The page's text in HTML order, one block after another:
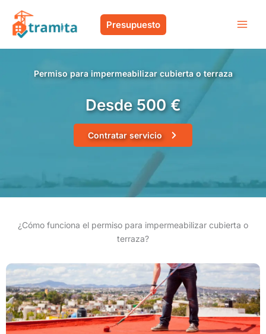
contenido
Presupuesto
Permiso para impermeabilizar cubierta o terraza
Desde 500 €
Contratar servicio
¿Cómo funciona el permiso para impermeabilizar cubierta o
terraza?